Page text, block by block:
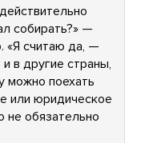
собирать?» —
«Я считаю да, —
в другие страны,
можно поехать
или юридическое
не обязательно